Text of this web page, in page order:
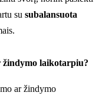
su subalansuota
žindymo laikotarpiu?
ar žindymo